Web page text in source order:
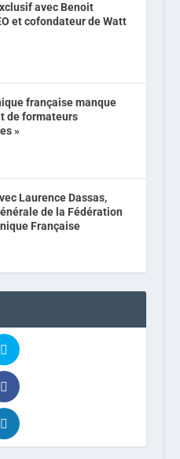
avec Benoit
et cofondateur de Watt
française manque
de formateurs
»
Laurence Dassas,
de la Fédération
Française